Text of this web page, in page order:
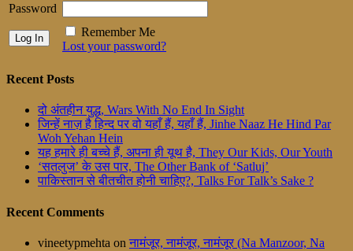
Password
Remember Me
Lost your password?
Recent Posts
दो अंतहीन युद्ध, Wars With No End In Sight
जिन्हें नाज़ है हिन्द पर वो यहाँ हैं, यहाँ हैं, Jinhe Naaz He Hind Par
Woh Yehan Hein
यह हमारे ही बच्चे हैं, अपना ही यूथ है, They Our Kids, Our Youth
‘सतलुज’ के उस पार, The Other Bank of ‘Satluj’
पाकिस्तान से बीतचीत होनी चाहिए?, Talks For Talk’s Sake ?
Recent Comments
vineetypmehta on नामंजूर, नामंजूर, नामंजूर (Na Manzoor, Na